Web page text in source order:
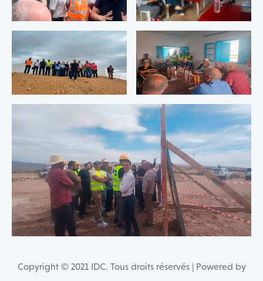
Copyright © 2021 IDC. Tous droits réservés | Powered by